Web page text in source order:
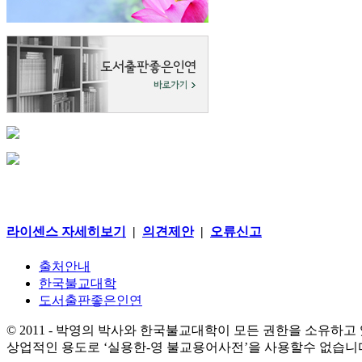
라이센스 자세히보기 | 의견제안| 오류신고
출처안내
한국불교대학
도서출판좋은인연
© 2011 - 박영의 박사와 한국불교대학이 모든 권한을 소유하고
상업적인 용도로 ‘실용한-영 불교용어사전’을 사용할수 없습니